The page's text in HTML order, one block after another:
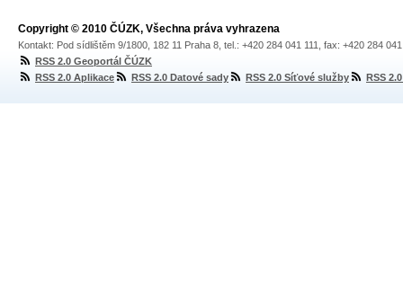
Copyright © 2010 ČÚZK, Všechna práva vyhrazena
Kontakt: Pod sídlištěm 9/1800, 182 11 Praha 8, tel.: +420 284 041 111, fax: +420 284
RSS 2.0 Geoportál ČÚZK
RSS 2.0 Aplikace
RSS 2.0 Datové sady RSS 2.0 Síťové služby RSS